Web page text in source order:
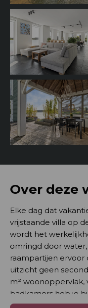
Over deze
Elke dag dat
vrijstaande villa op
wordt het
omringd door
raampartijen
uitzicht geen
m² woonoppervlak,
badkamers heb je
kunt wensen. En